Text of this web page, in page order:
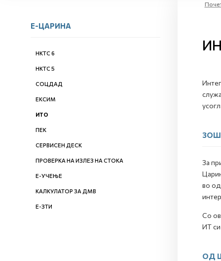
Е-ЦАРИНА
НКТС 6
НКТС 5
СОЦДАД
ЕКСИМ
ИТО
ПЕК
СЕРВИСЕН ДЕСК
ПРОВЕРКА НА ИЗЛЕЗ НА СТОКА
Е-УЧЕЊЕ
КАЛКУЛАТОР ЗА ДМВ
Е-ЗТИ
За
во
Со
ИТ
ОД